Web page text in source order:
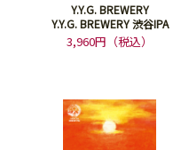
Y.Y.G. BREWERY
Y.Y.G. BREWERY 渋谷IPA
3,960円（税込）